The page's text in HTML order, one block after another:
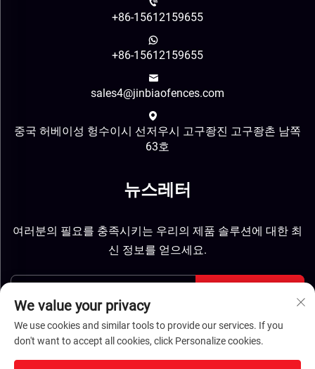
+86-15612159655
+86-15612159655
sales4@jinbiaofences.com
중국 허베이성 헝수이시 선저우시 고구좡진 고구좡촌 남쪽
63호
뉴스레터
여러분의 필요를 충족시키는 우리의 제품 솔루션에 대한 최
신 정보를 얻으세요.
We value your privacy
We use cookies and similar tools to provide our services. If you
don't want to accept all cookies, click Personalize cookies.